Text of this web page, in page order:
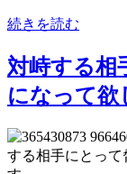
続きを読む
対峙する相
になって欲